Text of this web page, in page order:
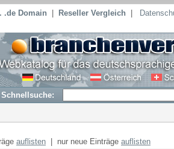
.de Domain Reseller Vergleich
Schnellsuche:
auflisten | nur neue Einträge auflisten